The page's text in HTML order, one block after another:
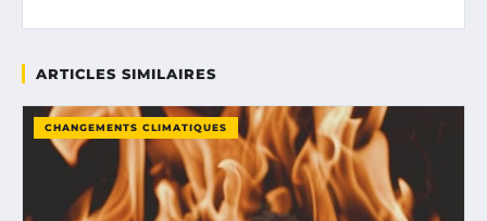
ARTICLES SIMILAIRES
CHANGEMENTS CLIMATIQUES